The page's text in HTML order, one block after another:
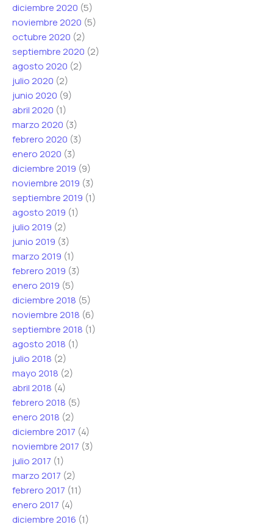
diciembre 2020 (5)
noviembre 2020 (5)
octubre 2020 (2)
septiembre 2020 (2)
agosto 2020 (2)
julio 2020 (2)
junio 2020 (9)
abril 2020 (1)
marzo 2020 (3)
febrero 2020 (3)
enero 2020 (3)
diciembre 2019 (9)
noviembre 2019 (3)
septiembre 2019 (1)
agosto 2019 (1)
julio 2019 (2)
junio 2019 (3)
marzo 2019 (1)
febrero 2019 (3)
enero 2019 (5)
diciembre 2018 (5)
noviembre 2018 (6)
septiembre 2018 (1)
agosto 2018 (1)
julio 2018 (2)
mayo 2018 (2)
abril 2018 (4)
febrero 2018 (5)
enero 2018 (2)
diciembre 2017 (4)
noviembre 2017 (3)
julio 2017 (1)
marzo 2017 (2)
febrero 2017 (11)
enero 2017 (4)
diciembre 2016 (1)